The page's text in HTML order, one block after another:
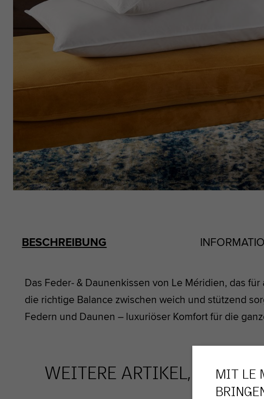
BESCHREIBUNG
Das Feder- & Daunenkissen von Le Méridien, das
die richtige Balance zwischen weich und stützend
Federn und Daunen – luxuriöser Komfort für die
WEITERE ARTIKEL, DIE SIE
MIT LE